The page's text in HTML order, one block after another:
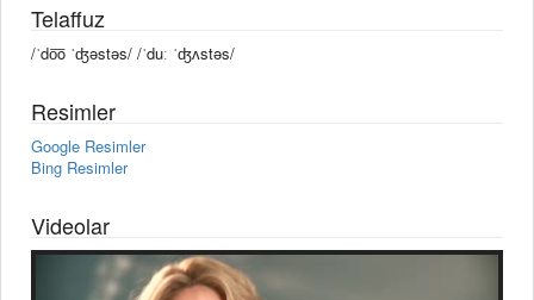
Telaffuz
/ˈdo͞o ˈʤəstəs/ /ˈduː ˈʤʌstəs/
Resimler
Google Resimler
Bing Resimler
Videolar